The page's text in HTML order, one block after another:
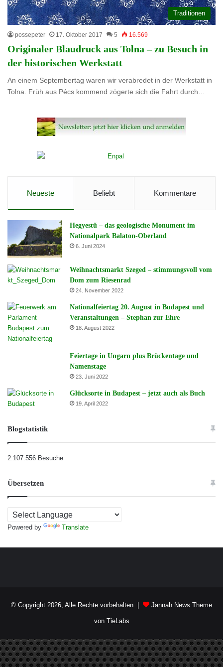
Traditionen
possepeter 17. Oktober 2017 5 16.569
Originaler Blaudruck aus Tolna – zu Besuch in
der historischen Werkstatt
An einem Septembertag waren wir verabredet in der Werkstatt in
Tolna. Früh aus Pécs kommend zögerte sich die Fahrt durch…
Neueste Beliebt Kommentare
Hegyestű – das geologische Monument im
Nationalpark Balaton-Oberland
6. Juni 2024
Weihnachtsmarkt Szeged – stimmungsvoll vom
Dom zum Riesenrad
24. November 2022
Nationalfeiertag 20. August in Budapest und
Veranstaltungen – Stephan zur Ehre
18. August 2022
Feiertage in Ungarn plus Brückentage und
Namenstage
23. Juni 2022
Glücksorte in Budapest – jetzt auch als Buch
19. April 2022
Blogstatistik
2.107.556 Besuche
Übersetzen
Powered by Translate
© Copyright 2026, Alle Rechte vorbehalten | Jannah News Theme
von TieLabs